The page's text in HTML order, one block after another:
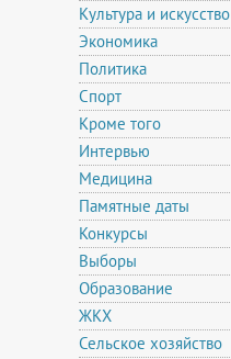
Культура и искусство
Экономика
Политика
Спорт
Кроме того
Интервью
Медицина
Памятные даты
Конкурсы
Выборы
Образование
ЖКХ
Сельское хозяйство